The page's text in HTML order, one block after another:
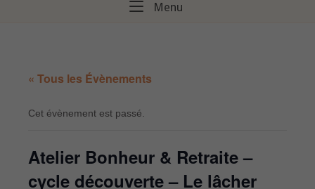
Menu
« Tous les Évènements
Cet évènement est passé.
Atelier Bonheur & Retraite –
cycle découverte – Le lâcher